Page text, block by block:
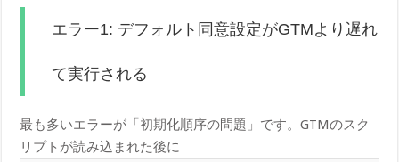
エラー1: デフォルト同意設定がGTMより遅れ
て実行される
最も多いエラーが「初期化順序の問題」です。GTMのスク
リプトが読み込まれた後に